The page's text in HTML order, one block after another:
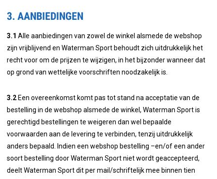
3. AANBIEDINGEN
3.1 Alle aanbiedingen van zowel de winkel alsmede de webshop
zijn vrijblijvend en Waterman Sport behoudt zich uitdrukkelijk het
recht voor om de prijzen te wijzigen, in het bijzonder wanneer dat
op grond van wettelijke voorschriften noodzakelijk is.
3.2 Een overeenkomst komt pas tot stand na acceptatie van de
bestelling in de webshop alsmede de winkel, Waterman Sport is
gerechtigd bestellingen te weigeren dan wel bepaalde
voorwaarden aan de levering te verbinden, tenzij uitdrukkelijk
anders bepaald. Indien een webshop bestelling –en/of een ander
soort bestelling door Waterman Sport niet wordt geaccepteerd,
deelt Waterman Sport dit per mail/schriftelijk mee binnen tien